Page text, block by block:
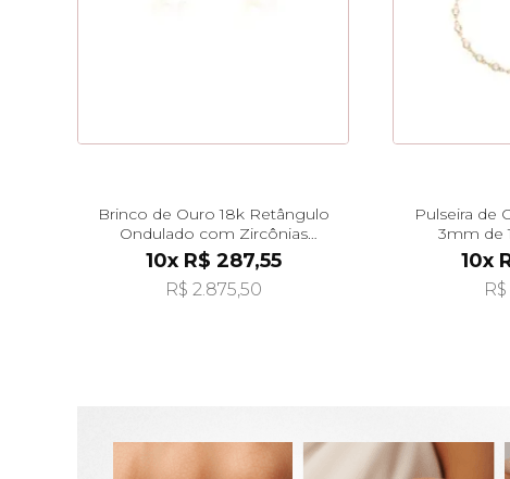
Brinco de Ouro 18k Retângulo
Ondulado com Zircônias
br29436
10x R$ 287,55
R$ 2.875,50
Pulseira de
3mm de
10x
R$